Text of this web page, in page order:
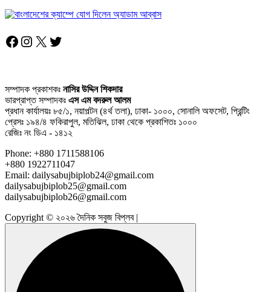
Facebook
Instagram
X Twitter
সম্পাদক প্রকাশকঃ নাসির উদ্দিন শিকদার
ভারপ্রাপ্ত সম্পাদকঃ এস এম বদরুল আলম
প্রধান কার্যালয়ঃ ৮৫/১, নয়াপল্টন (৪র্থ তলা), ঢাকা- ১০০০, সোনালি অফসেট, প্রিন্টিং
প্রেসঃ ১৯৪/৪ ফকিরাপুল, মতিঝিল, ঢাকা থেকে প্রকাশিতঃ ১০০০
রেজিঃ নং ডিএ - ১৪১২
Phone: +880 1711588106
+880 1922711047
Email: dailysabujbiplob24@gmail.com
dailysabujbiplob25@gmail.com
dailysabujbiplob26@gmail.com
Copyright © ২০২৬ দৈনিক সবুজ বিপ্লব |